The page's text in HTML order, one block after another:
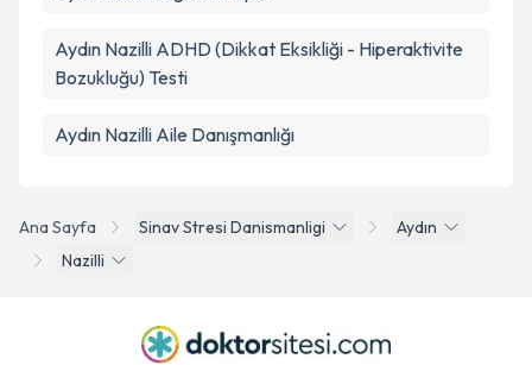
Ana Sayfa Sinav Stresi Danismanligi
Aydın
Nazilli
Aydın Nazilli ADHD (Dikkat Eksikliği - Hiperaktivite
Bozukluğu) Testi
Aydın Nazilli Aile Danışmanlığı